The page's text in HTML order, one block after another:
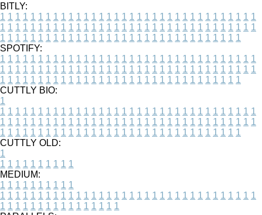
BITLY:
1 1 1 1 1 1 1 1 1 1 1 1 1 1 1 1 1 1 1 1 1 1 1 1 1 1 1 1 1 1 1 1 1 1
1 1 1 1 1 1 1 1 1 1 1 1 1 1 1 1 1 1 1 1 1 1 1 1 1 1 1 1 1 1 1 1 1 1
1 1 1 1 1 1 1 1 1 1 1 1 1 1 1 1 1 1 1 1 1 1 1 1 1 1 1 1 1 1 1 1
SPOTIFY:
1 1 1 1 1 1 1 1 1 1 1 1 1 1 1 1 1 1 1 1 1 1 1 1 1 1 1 1 1 1 1 1 1 1
1 1 1 1 1 1 1 1 1 1 1 1 1 1 1 1 1 1 1 1 1 1 1 1 1 1 1 1 1 1 1 1 1 1
1 1 1 1 1 1 1 1 1 1 1 1 1 1 1 1 1 1 1 1 1 1 1 1 1 1 1 1 1 1 1 1
CUTTLY BIO:
1
1 1 1 1 1 1 1 1 1 1 1 1 1 1 1 1 1 1 1 1 1 1 1 1 1 1 1 1 1 1 1 1 1 1
1 1 1 1 1 1 1 1 1 1 1 1 1 1 1 1 1 1 1 1 1 1 1 1 1 1 1 1 1 1 1 1 1 1
1 1 1 1 1 1 1 1 1 1 1 1 1 1 1 1 1 1 1 1 1 1 1 1 1 1 1 1 1 1 1 1
CUTTLY OLD:
1
1 1 1 1 1 1 1 1 1 1
MEDIUM:
1 1 1 1 1 1 1 1 1 1
1 1 1 1 1 1 1 1 1 1 1 1 1 1 1 1 1 1 1 1 1 1 1 1 1 1 1 1 1 1 1 1 1 1
1 1 1 1 1 1 1 1 1 1 1 1 1 1 1 1